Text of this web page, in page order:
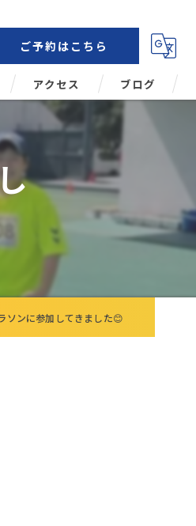
ご予約はこちら
アクセス ブログ
ソンに参加してきました😊